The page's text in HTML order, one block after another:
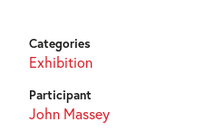
Categories
Exhibition
Participant
John Massey